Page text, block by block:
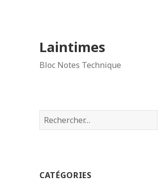
Laintimes
Bloc Notes Technique
Rechercher :
CATÉGORIES